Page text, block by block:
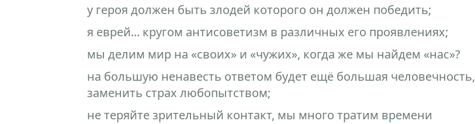
у героя должен быть злодей которого он должен победить;
я еврей... кругом антисоветизм в различных его проявлениях;
мы делим мир на «своих» и «чужих», когда же мы найдем «нас»?
на большую ненавесть ответом будет ещё большая человечность,
заменить страх любопытством;
не теряйте зрительный контакт, мы много тратим времени